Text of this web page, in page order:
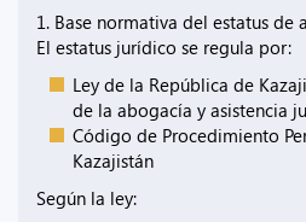
1. Base normativa del estatus de
El estatus jurídico se regula por:
Ley de la República de
de la abogacía y asistencia
Código de Procedimiento
Kazajistán
Según la ley: